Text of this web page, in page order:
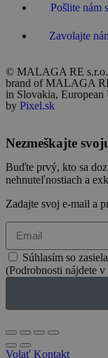
Pošlite nám
Zavolajte
© MALAGA RE
brand of MALAGA
in Slovakia,
by Pixel.sk
Nezmeškajte
Buďte prvý, kto sa
nehnuteľnostiach a
Zadajte svoj e-mail a
Súhlasím so
(Podrobnosti nájdete v
Volať Kontakt